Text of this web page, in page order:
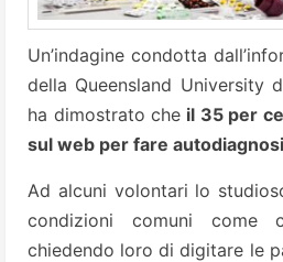
Un’indagine condotta
della Queensland University
ha dimostrato che il 35 per
sul web per fare
Ad alcuni volontari lo
condizioni comuni come
chiedendo loro di digitare le